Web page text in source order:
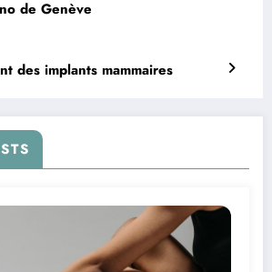
de Genève
des implants mammaires